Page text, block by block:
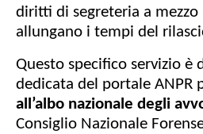
diritti di segreteria a
allungano i tempi del
Questo specifico servizio è
dedicata del portale ANPR
all’albo nazionale degli
Consiglio Nazionale